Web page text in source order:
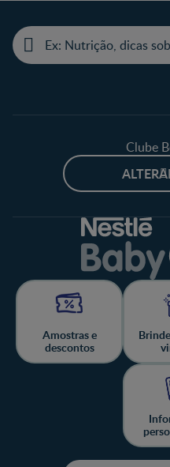
Clube
Amostras e
descontos